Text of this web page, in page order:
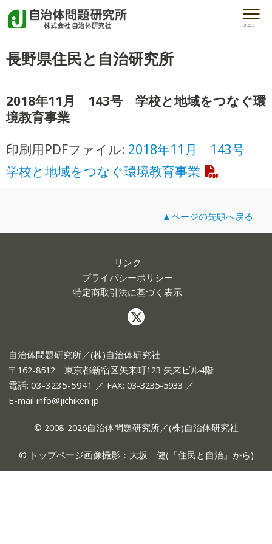
メニュー
長野県住民と自治研究所
2018年11月 143号 学校と地域をつなぐ環
境教育事業
印刷用PDFファイル: 2018年11月 143号
学校と地域をつなぐ環境教育事業
▲ページの先頭へ戻る
リンク
プライバシーポリシー
特定商取引法に基づく表示
自治体問題研究所／(株)自治体研究社
〒162-8512 東京都新宿区矢来町123 矢来ビル4階
電話: 03-3235-5941 ／ FAX: 03-3235-5933 ／
E-mail info@jichiken.jp
© 2008-2026自治体問題研究所／(株)自治体研究社
© トップページ画像撮影：大坂 健(『住民と自治』から)